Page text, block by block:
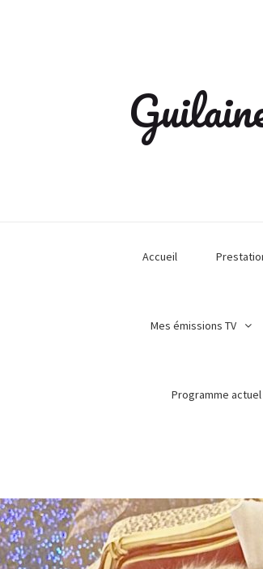
Accueil
Mes émissions TV
Programme actuel